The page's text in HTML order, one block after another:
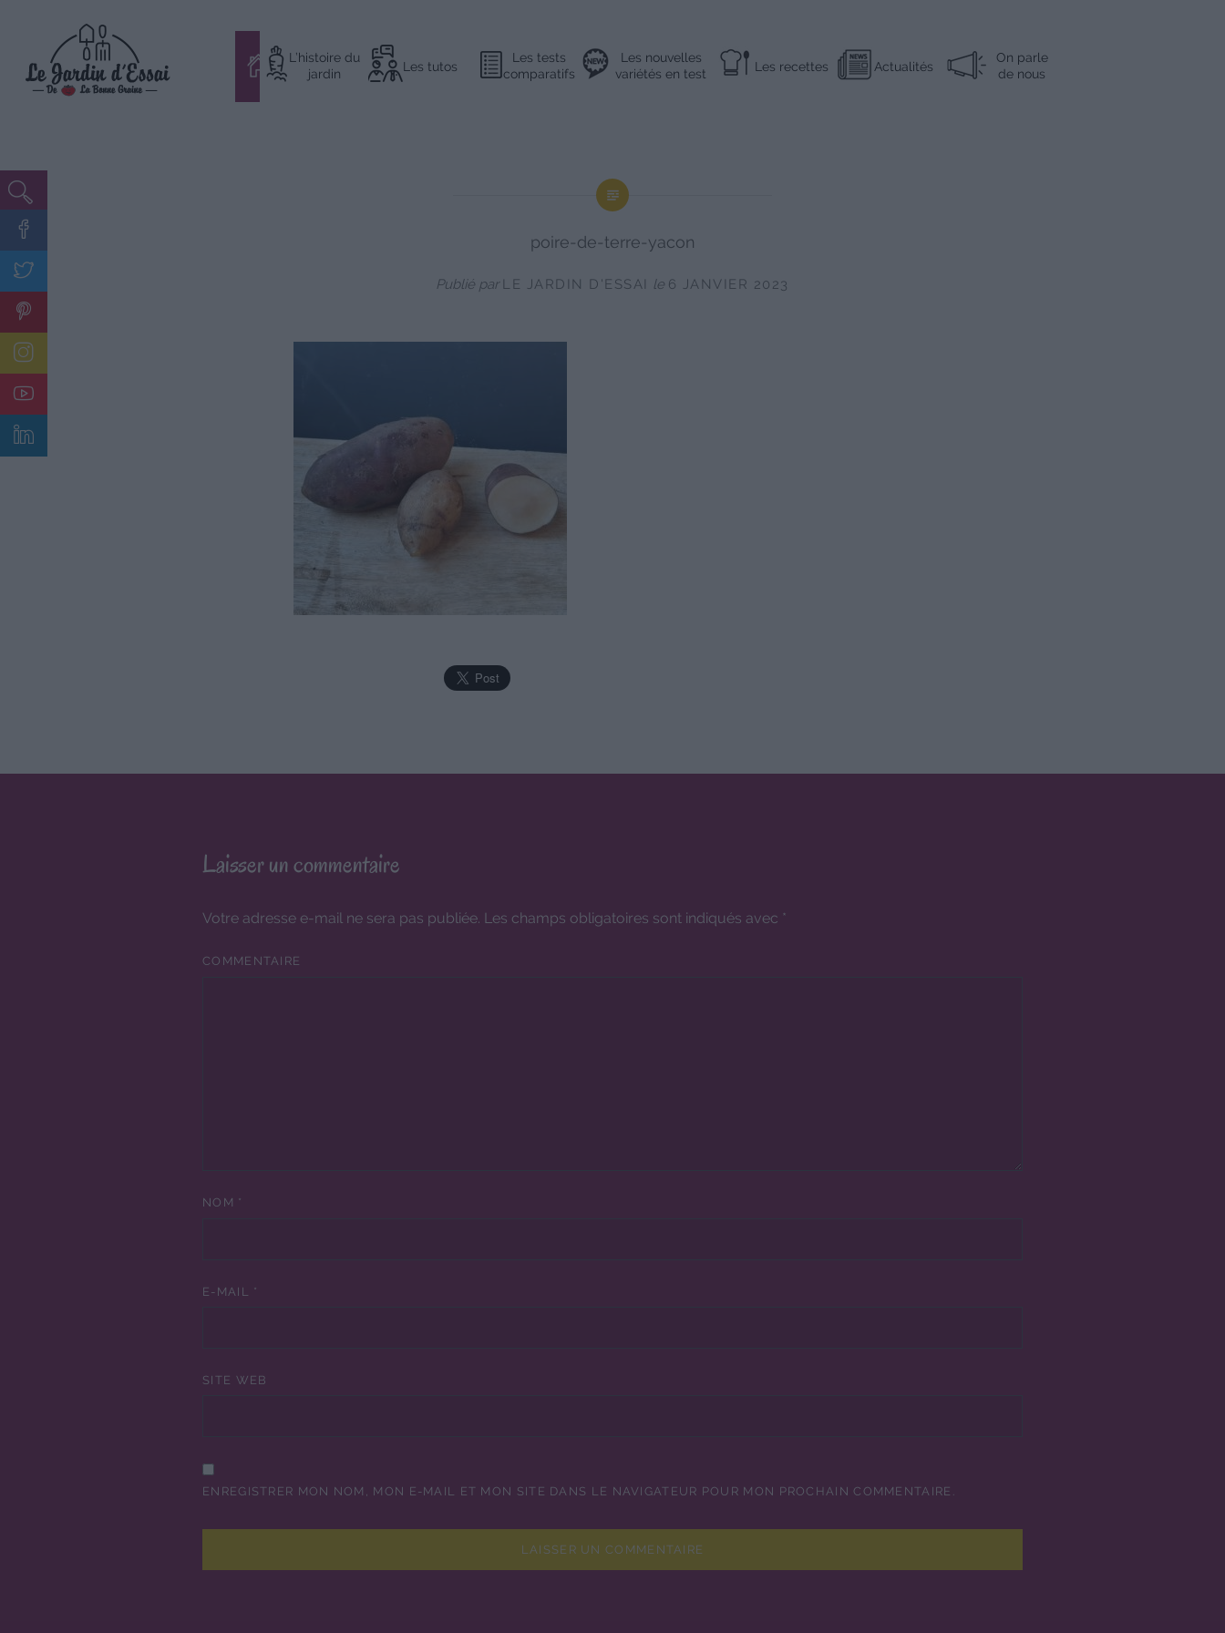
contenu
#
L’histoire du
jardin
Les tutos
Les tests
comparatifs
Les nouvelles
variétés en test
Les recettes Actualités
On parle
de nous
poire-de-terre-yacon
Publié parLE JARDIN D'ESSAI le 6 JANVIER 2023
Laisser un commentaire
Votre adresse e-mail ne sera pas publiée. Les champs obligatoires sont indiqués avec *
COMMENTAIRE
NOM *
E-MAIL *
SITE WEB
ENREGISTRER MON NOM, MON E-MAIL ET MON SITE DANS LE NAVIGATEUR POUR MON PROCHAIN COMMENTAIRE.